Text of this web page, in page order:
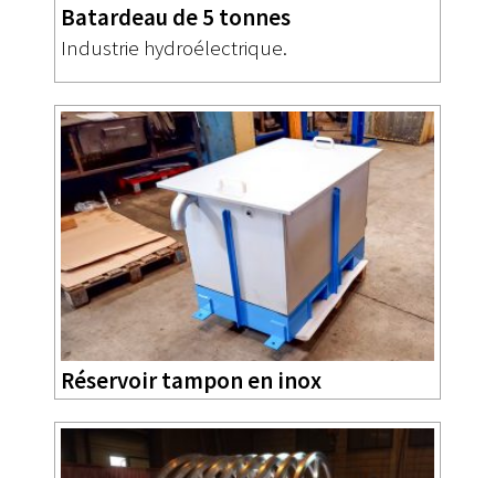
Batardeau de 5 tonnes
Industrie hydroélectrique.
Réservoir tampon en inox